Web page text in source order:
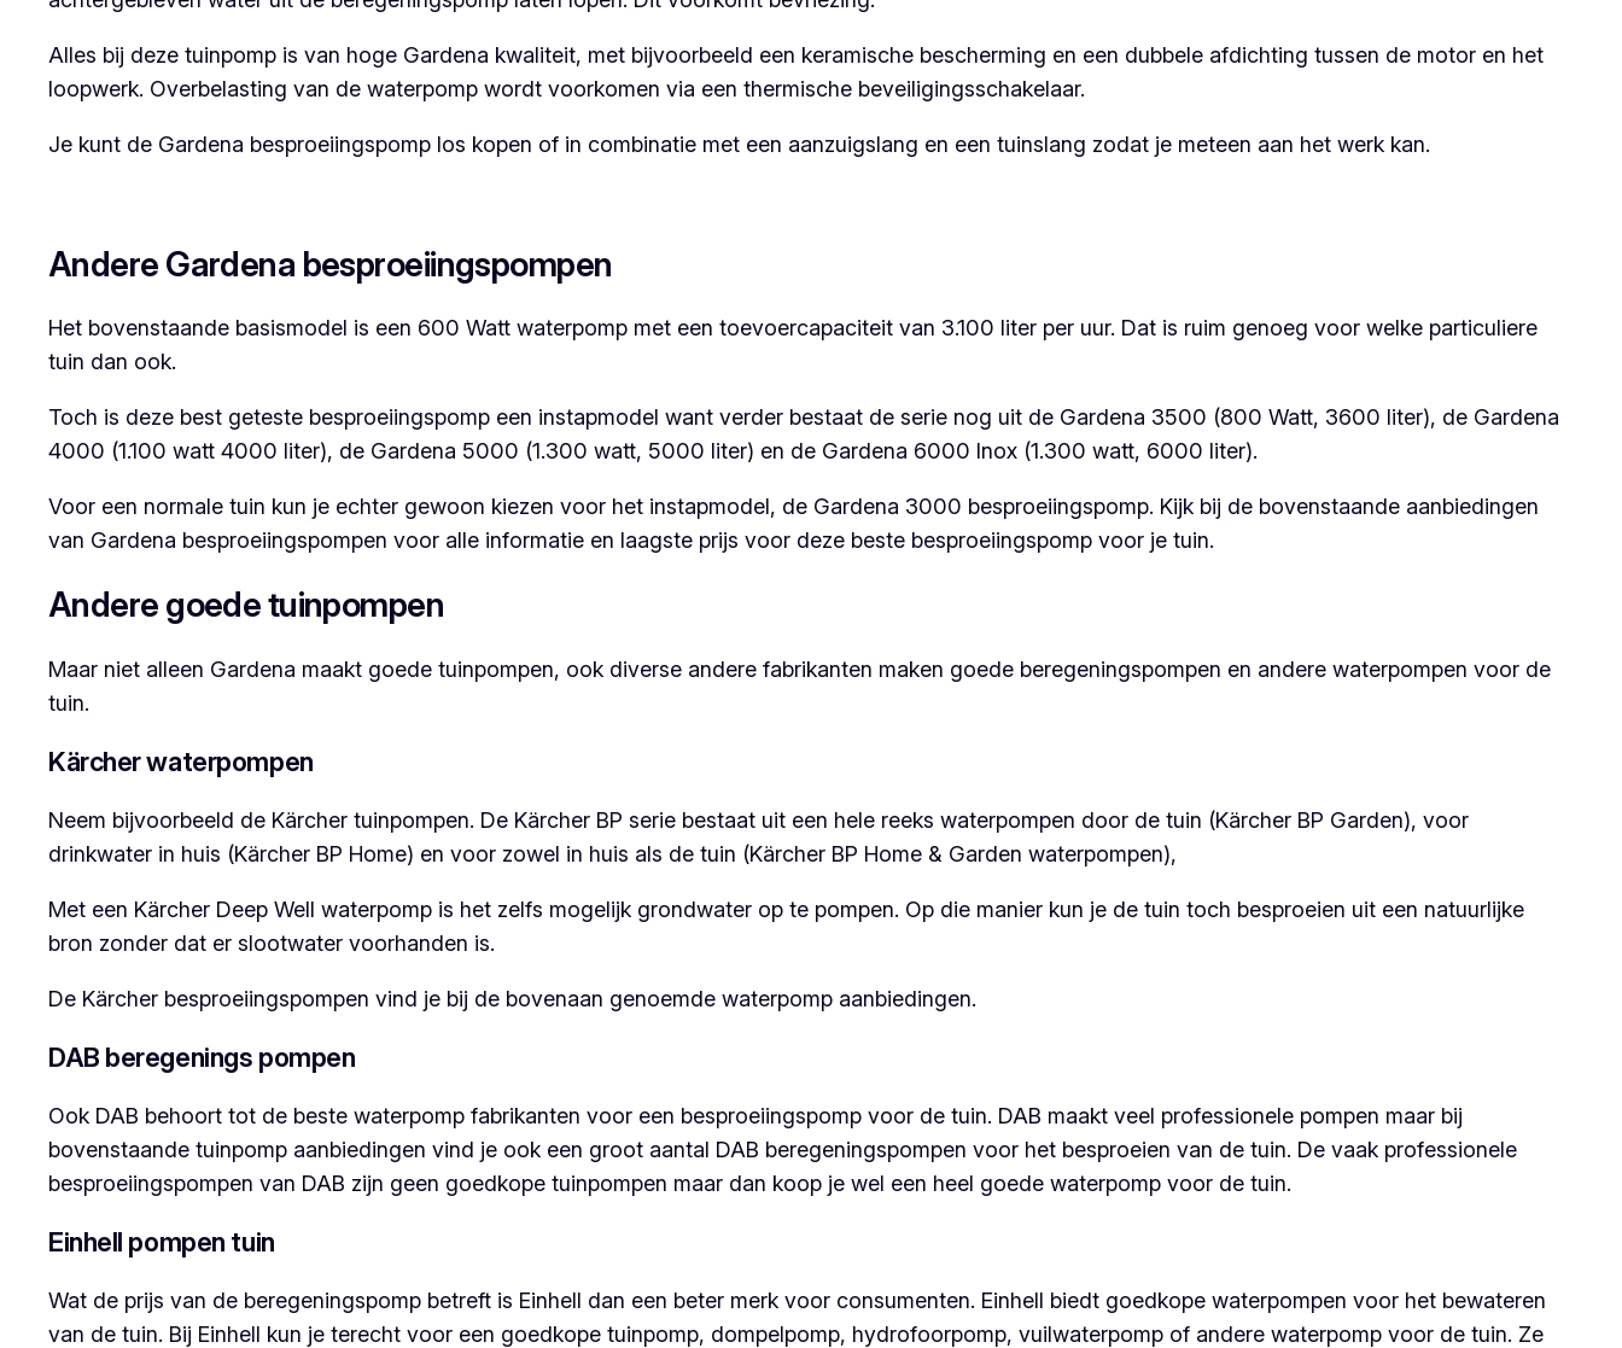
Alles bij deze tuinpomp is van hoge Gardena kwaliteit, met bijvoorbeeld een keramische bescherming en een dubbele afdichting tussen de motor en het
loopwerk. Overbelasting van de waterpomp wordt voorkomen via een thermische beveiligingsschakelaar.
Je kunt de Gardena besproeiingspomp los kopen of in combinatie met een aanzuigslang en een tuinslang zodat je meteen aan het werk kan.
Andere Gardena besproeiingspompen
Het bovenstaande basismodel is een 600 Watt waterpomp met een toevoercapaciteit van 3.100 liter per uur. Dat is ruim genoeg voor welke particuliere
tuin dan ook.
Toch is deze best geteste besproeiingspomp een instapmodel want verder bestaat de serie nog uit de Gardena 3500 (800 Watt, 3600 liter), de Gardena
4000 (1.100 watt 4000 liter), de Gardena 5000 (1.300 watt, 5000 liter) en de Gardena 6000 Inox (1.300 watt, 6000 liter).
Voor een normale tuin kun je echter gewoon kiezen voor het instapmodel, de Gardena 3000 besproeiingspomp. Kijk bij de bovenstaande aanbiedingen
van Gardena besproeiingspompen voor alle informatie en laagste prijs voor deze beste besproeiingspomp voor je tuin.
Andere goede tuinpompen
Maar niet alleen Gardena maakt goede tuinpompen, ook diverse andere fabrikanten maken goede beregeningspompen en andere waterpompen voor de
tuin.
Kärcher waterpompen
Neem bijvoorbeeld de Kärcher tuinpompen. De Kärcher BP serie bestaat uit een hele reeks waterpompen door de tuin (Kärcher BP Garden), voor
drinkwater in huis (Kärcher BP Home) en voor zowel in huis als de tuin (Kärcher BP Home & Garden waterpompen),
Met een Kärcher Deep Well waterpomp is het zelfs mogelijk grondwater op te pompen. Op die manier kun je de tuin toch besproeien uit een natuurlijke
bron zonder dat er slootwater voorhanden is.
De Kärcher besproeiingspompen vind je bij de bovenaan genoemde waterpomp aanbiedingen.
DAB beregenings pompen
Ook DAB behoort tot de beste waterpomp fabrikanten voor een besproeiingspomp voor de tuin. DAB maakt veel professionele pompen maar bij
bovenstaande tuinpomp aanbiedingen vind je ook een groot aantal DAB beregeningspompen voor het besproeien van de tuin. De vaak professionele
besproeiingspompen van DAB zijn geen goedkope tuinpompen maar dan koop je wel een heel goede waterpomp voor de tuin.
Einhell pompen tuin
Wat de prijs van de beregeningspomp betreft is Einhell dan een beter merk voor consumenten. Einhell biedt goedkope waterpompen voor het bewateren
van de tuin. Bij Einhell kun je terecht voor een goedkope tuinpomp, dompelpomp, hydrofoorpomp, vuilwaterpomp of andere waterpomp voor de tuin. Ze